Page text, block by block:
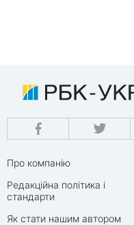
Про компанію
Редакційна політика і
стандарти
Як стати нашим автором